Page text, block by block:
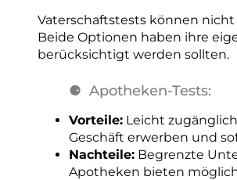
Vaterschaftstests können
Beide Optionen haben ihre
berücksichtigt werden sollten.
Apotheken-Tests:
Vorteile: Leicht
Geschäft erwerben und
Nachteile: Begrenzte
Apotheken bieten